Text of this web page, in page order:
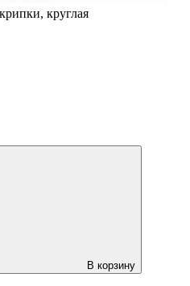
круглая
В корзину